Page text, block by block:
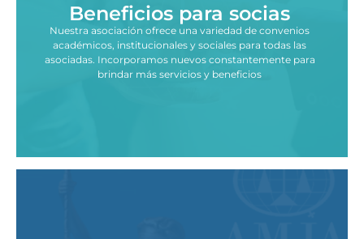
Beneficios para socias
Nuestra asociación ofrece una variedad de convenios
académicos, institucionales y sociales para todas las
asociadas. Incorporamos nuevos constantemente para
brindar más servicios y beneficios